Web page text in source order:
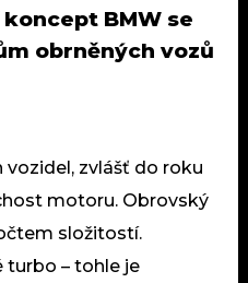
BMW se
obrněných vozů
zvlášť do roku
motoru. Obrovský
složitostí.
turbo – tohle je